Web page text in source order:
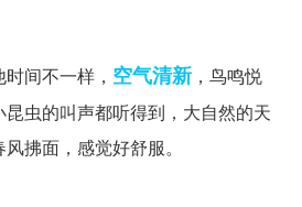
间不一样， 空气清新 ，鸟鸣悦
虫的叫声都听得到，大自然的天
拂面，感觉好舒服。